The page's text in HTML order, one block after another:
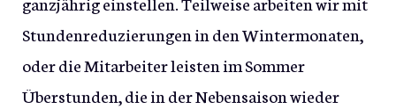
Stundenreduzierungen in den Wintermonaten,
oder die Mitarbeiter leisten im Sommer
Überstunden, die in der Nebensaison wieder